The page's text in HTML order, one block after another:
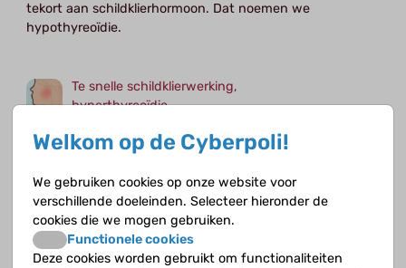
tekort aan schildklierhormoon. Dat noemen we
hypothyreoïdie.
Te snelle schildklierwerking,
hyperthyreoïdie
Als je schildklier te snel werkt wordt er te veel
schildklierhormoon aangemaakt. Er komt dan te
veel schildklierhormoon in je bloed en je lichaam.
Een ander woord voor een te snel werkende
schildklier is hyperthyreoïdie. De meest
voorkomende oorzaak van hyperthyreoïdie is de
ziekte van Graves.
Welkom op de Cyberpoli!
We gebruiken cookies op onze website voor
verschillende doeleinden. Selecteer hieronder de
cookies die we mogen gebruiken.
Functionele cookies
Deze cookies worden gebruikt om functionaliteiten